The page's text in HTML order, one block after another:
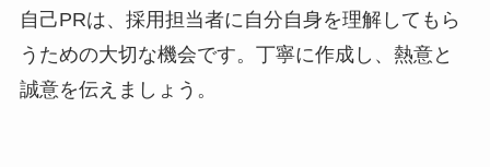
自己PRは、採用担当者に自分自身を理解してもら
うための大切な機会です。丁寧に作成し、熱意と
誠意を伝えましょう。